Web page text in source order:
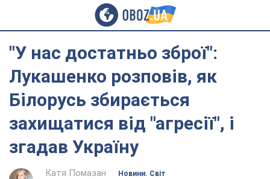
"У нас достатньо зброї":
Лукашенко розповів, як
Білорусь збирається
захищатися від "агресії", і
згадав Україну
Катя Помазан
Новини. Світ